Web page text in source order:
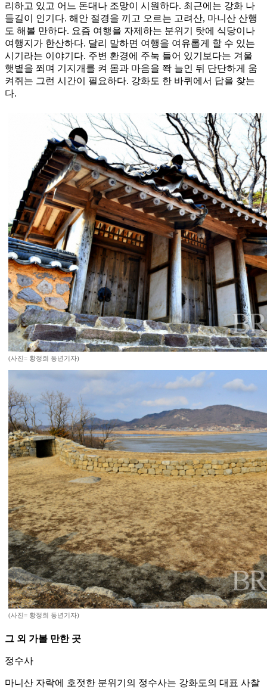
리하고 있고 어느 돈대나 조망이 시원하다. 최근에는 강화 나
들길이 인기다. 해안 절경을 끼고 오르는 고려산, 마니산 산행
도 해볼 만하다. 요즘 여행을 자제하는 분위기 탓에 식당이나
여행지가 한산하다. 달리 말하면 여행을 여유롭게 할 수 있는
시기라는 이야기다. 주변 환경에 주눅 들어 있기보다는 겨울
햇볕을 쬐며 기지개를 켜 몸과 마음을 쫙 늘인 뒤 단단하게 움
켜쥐는 그런 시간이 필요하다. 강화도 한 바퀴에서 답을 찾는
다.
(사진= 황정희 동년기자)
(사진= 황정희 동년기자)
그 외 가볼 만한 곳
정수사
마니산 자락에 호젓한 분위기의 정수사는 강화도의 대표 사찰